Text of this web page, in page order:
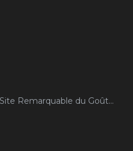
Remarquable du Goût…